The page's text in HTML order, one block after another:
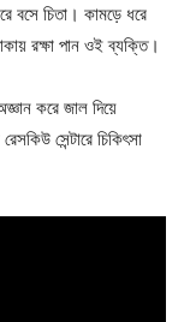
বসে চিতা। কামড়ে ধরে
রক্ষা পান ওই ব্যক্তি।
করে জাল দিয়ে
সেন্টারে চিকিৎসা